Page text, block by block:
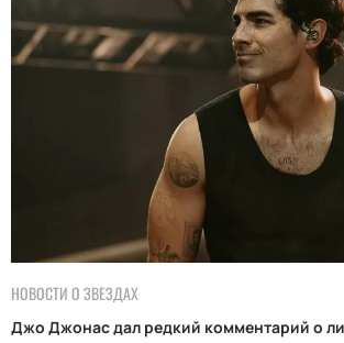
НОВОСТИ О ЗВЕЗДАХ
Джо Джонас дал редкий комментарий о